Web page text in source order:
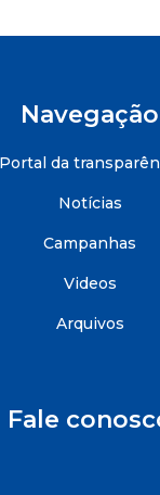
Navegação
Portal da
Notícias
Campanhas
Videos
Arquivos
Fale